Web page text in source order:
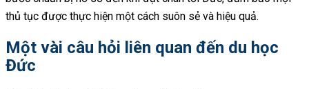
thủ tục được thực hiện một cách suôn sẻ và hiệu quả.
Một vài câu hỏi liên quan đến du học
Đức